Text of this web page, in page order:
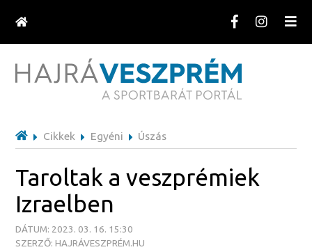
Cikkek Egyéni Úszás
Taroltak a veszprémiek
Izraelben
DÁTUM: 2023. 03. 16. 15:30
SZERZŐ: HAJRÁVESZPRÉM.HU